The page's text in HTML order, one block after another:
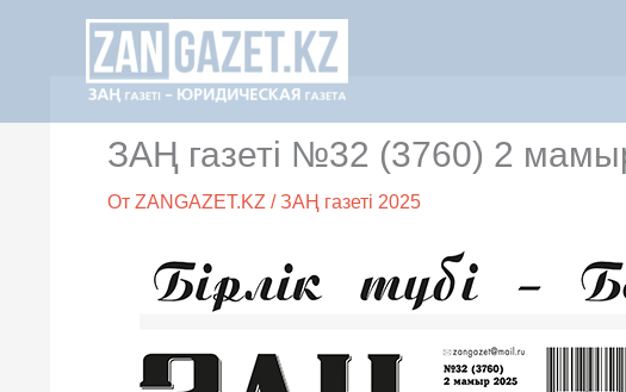
содержимому
ЗАҢ газеті №32 (3760) 2
От ZANGAZET.KZ /ЗАҢ газеті 2025